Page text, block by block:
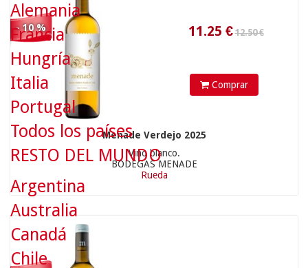
- 10 %
Comprar
Menade Verdejo 2025
Vino blanco.
BODEGAS MENADE
Rueda
5.95
Alemania
Francia
Hungría
Italia
Portugal
Todos los países
RESTO DEL MUNDO
Argentina
Australia
Canadá
Chile